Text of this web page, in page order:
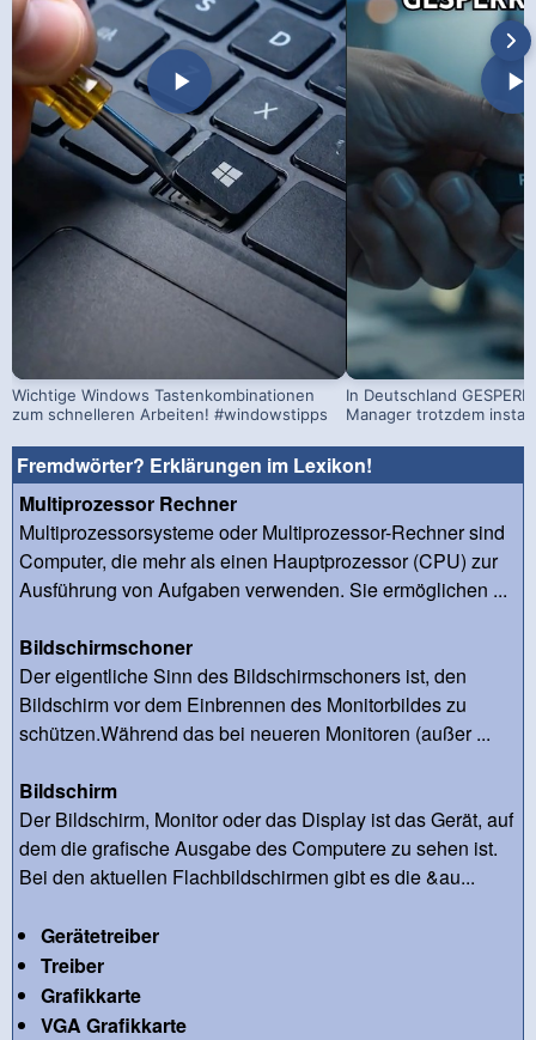
Wichtige Windows Tastenkombinationen
zum schnelleren Arbeiten! #windowstipps
In Deutschland
Manager trotzdem
Fremdwörter? Erklärungen im Lexikon!
Multiprozessor Rechner
Multiprozessorsysteme oder Multiprozessor-Rechner sind
Computer, die mehr als einen Hauptprozessor (CPU) zur
Ausführung von Aufgaben verwenden. Sie ermöglichen ...
Bildschirmschoner
Der eigentliche Sinn des Bildschirmschoners ist, den
Bildschirm vor dem Einbrennen des Monitorbildes zu
schützen.Während das bei neueren Monitoren (außer ...
Bildschirm
Der Bildschirm, Monitor oder das Display ist das Gerät, auf
dem die grafische Ausgabe des Computere zu sehen ist.
Bei den aktuellen Flachbildschirmen gibt es die &au...
Gerätetreiber
Treiber
Grafikkarte
VGA Grafikkarte